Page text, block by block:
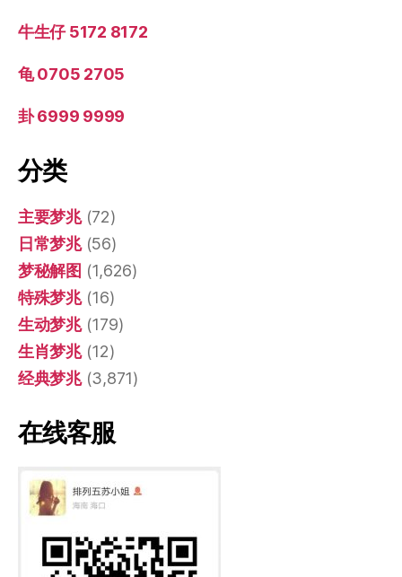
牛生仔 5172 8172
龟 0705 2705
卦 6999 9999
分类
主要梦兆(72)
日常梦兆(56)
梦秘解图 (1,626)
特殊梦兆(16)
生动梦兆(179)
生肖梦兆(12)
经典梦兆(3,871)
在线客服